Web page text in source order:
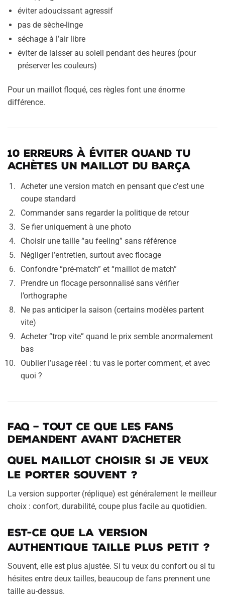
éviter adoucissant agressif
pas de sèche-linge
séchage à l’air libre
éviter de laisser au soleil pendant des heures (pour
préserver les couleurs)
Pour un maillot floqué, ces règles font une énorme
différence.
10 erreurs à éviter quand tu
achètes un maillot du Barça
Acheter une version match en pensant que c’est une
coupe standard
Commander sans regarder la politique de retour
Se fier uniquement à une photo
Choisir une taille “au feeling” sans référence
Négliger l’entretien, surtout avec flocage
Confondre “pré-match” et “maillot de match”
Prendre un flocage personnalisé sans vérifier
l’orthographe
Ne pas anticiper la saison (certains modèles partent
vite)
Acheter “trop vite” quand le prix semble anormalement
bas
Oublier l’usage réel : tu vas le porter comment, et avec
quoi ?
FAQ – Tout ce que les fans
demandent avant d’acheter
Quel maillot choisir si je veux
le porter souvent ?
La version supporter (réplique) est généralement le meilleur
choix : confort, durabilité, coupe plus facile au quotidien.
Est-ce que la version
authentique taille plus petit ?
Souvent, elle est plus ajustée. Si tu veux du confort ou si tu
hésites entre deux tailles, beaucoup de fans prennent une
taille au-dessus.